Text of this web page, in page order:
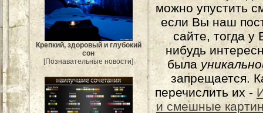
Крепкий, здоровый и глубокий
сон
[Познавательные новости]
можно упустить
если Вы наш
сайте, тогда у
нибудь
была
запрещается.
перечислить их -
и смешные